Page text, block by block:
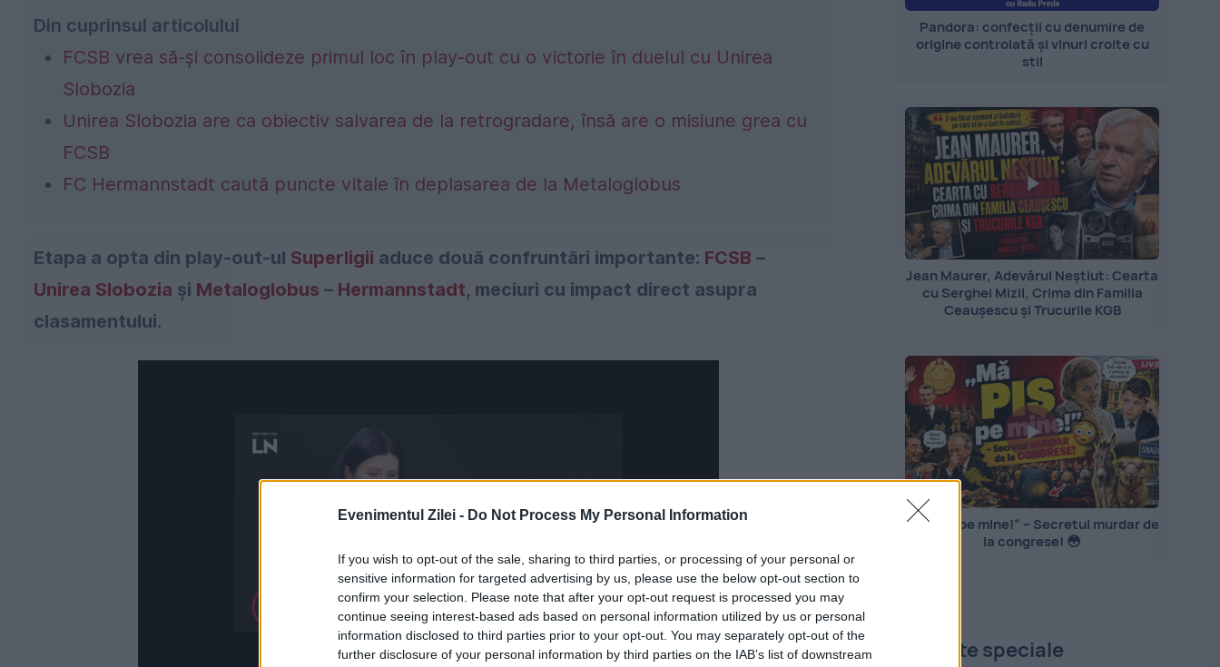
Evenimentul Zilei - Do Not Process My Personal Information
If you wish to opt-out of the sale, sharing to third parties, or processing of your personal or
sensitive information for targeted advertising by us, please use the below opt-out section to
confirm your selection. Please note that after your opt-out request is processed you may
continue seeing interest-based ads based on personal information utilized by us or personal
information disclosed to third parties prior to your opt-out. You may separately opt-out of the
further disclosure of your personal information by third parties on the IAB’s list of downstream
Din cuprinsul articolului
FCSB vrea să-și consolideze primul loc în play-out cu o victorie în duelul cu Unirea
Slobozia
Unirea Slobozia are ca obiectiv salvarea de la retrogradare, însă are o misiune grea cu
FCSB
FC Hermannstadt caută puncte vitale în deplasarea de la Metaloglobus
Etapa a opta din play-out-ul Superligii aduce două confruntări importante: FCSB –
Unirea Slobozia și Metaloglobus – Hermannstadt, meciuri cu impact direct asupra
clasamentului.
Pandora: confecții cu denumire de
origine controlată și vinuri croite cu
stil
Jean Maurer, Adevărul Neștiut: Cearta
cu Serghei Mizil, Crima din Familia
Ceaușescu și Trucurile KGB
„Mă PIȘ pe mine!” – Secretul murdar de
la congrese! 😳
Proiecte speciale